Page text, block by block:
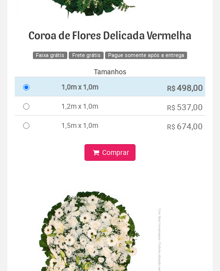
Coroa de Flores Delicada Vermelha
Faixa grátis Frete grátis Pague somente após a entrega
Tamanhos
1,0m x 1,0m
R$498,00
1,2m x 1,0m R$ 537,00
1,5m x 1,0m R$ 674,00
Comprar